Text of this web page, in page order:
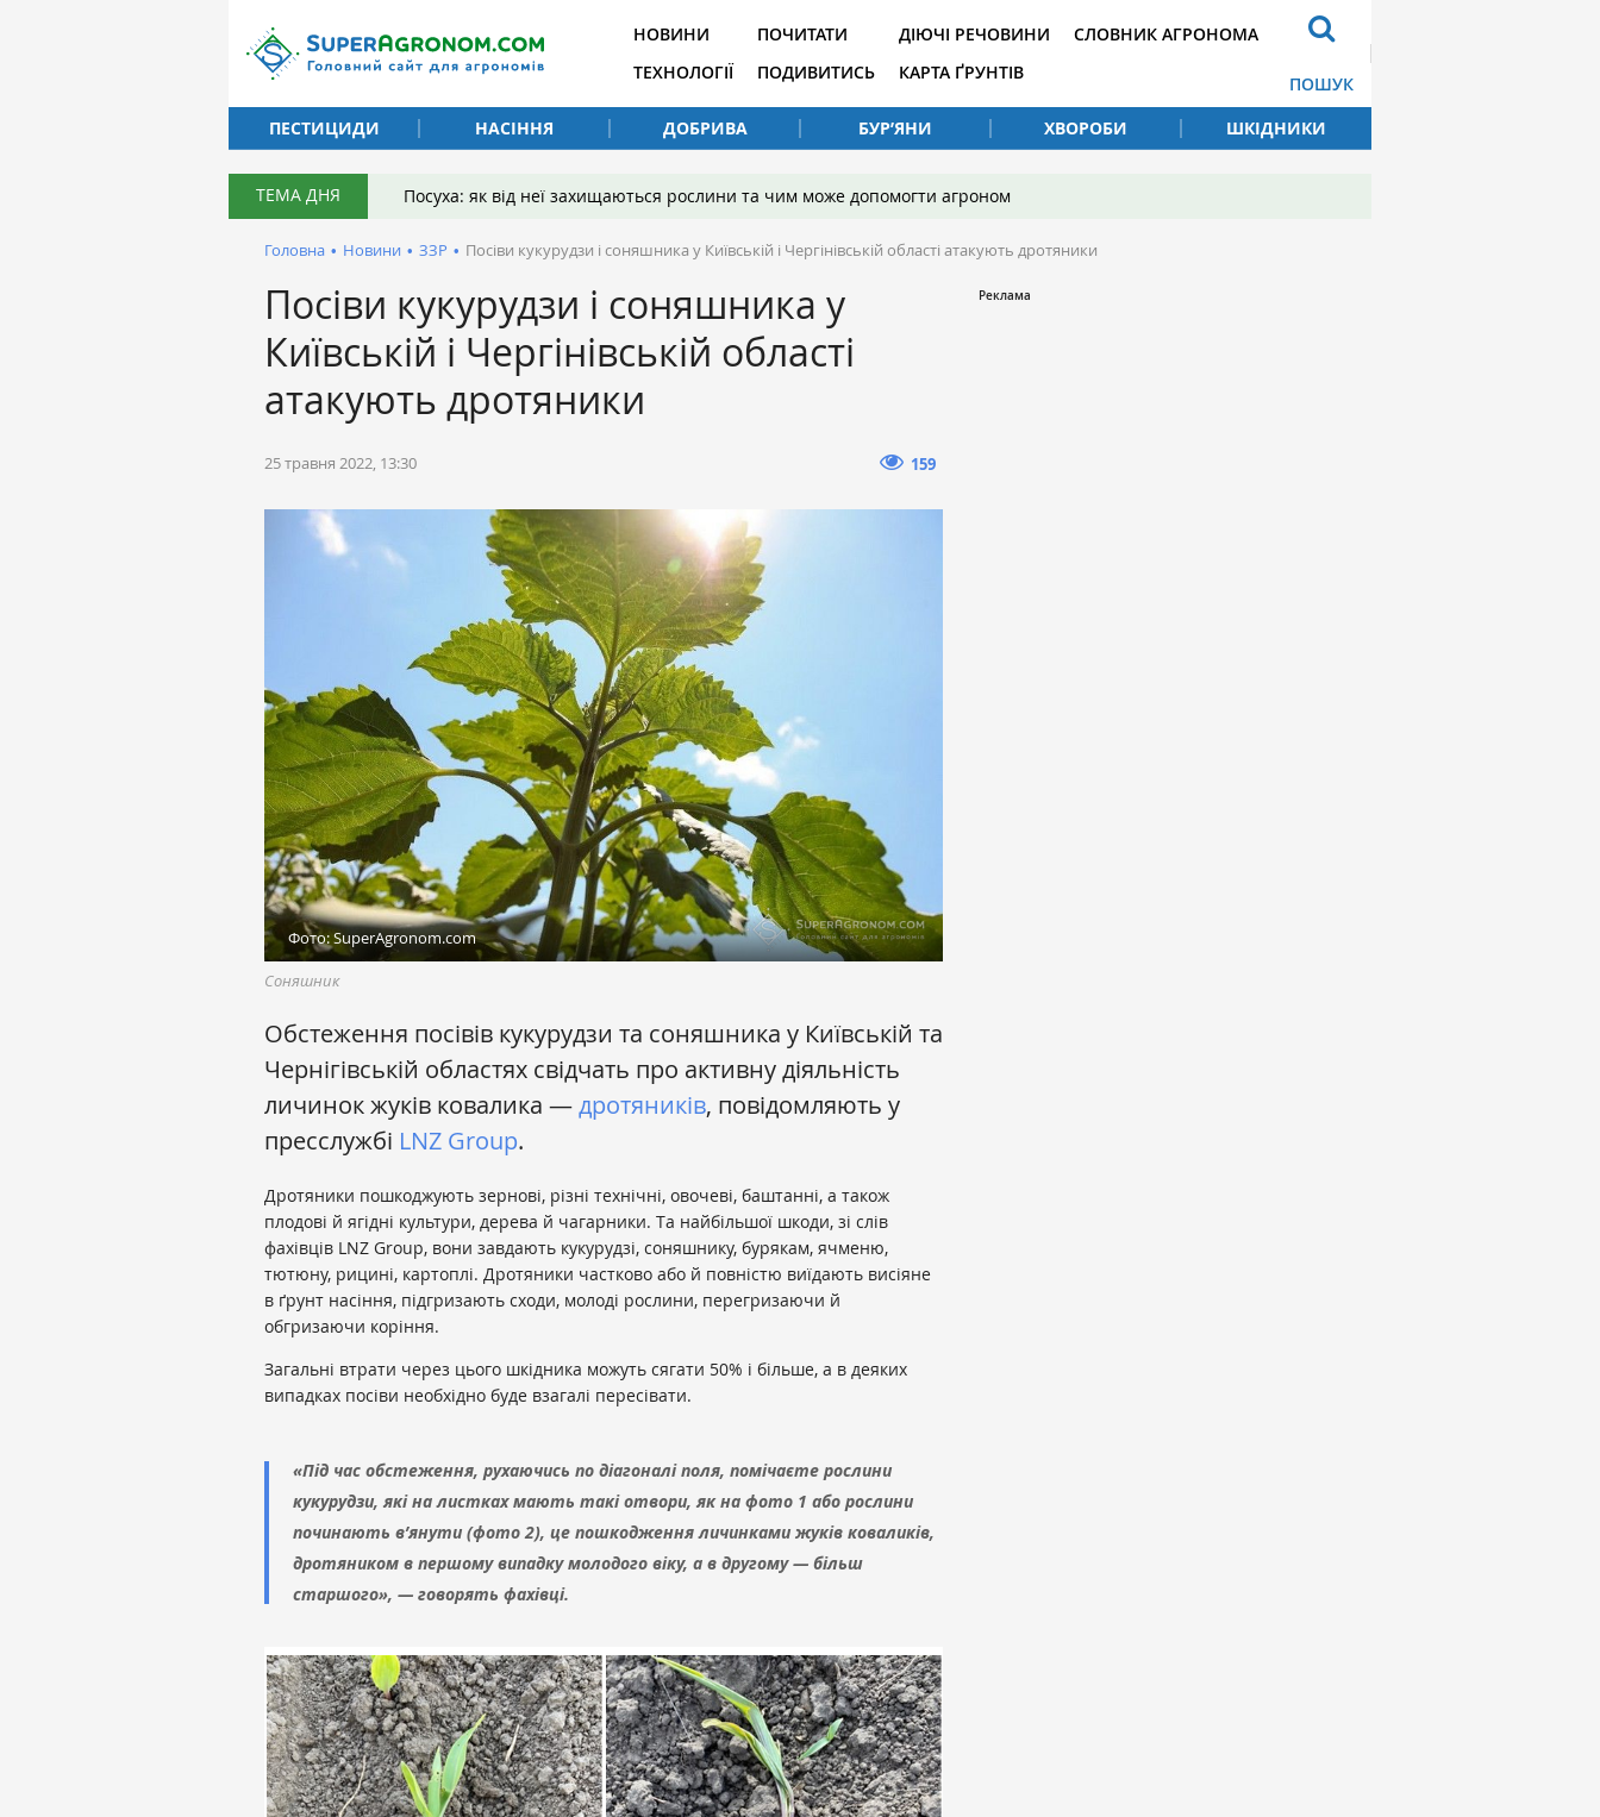
НОВИНИ
ТЕХНОЛОГІЇ
ПОЧИТАТИ
ПОДИВИТИСЬ
ДІЮЧІ РЕЧОВИНИ
КАРТА ҐРУНТІВ
СЛОВНИК АГРОНОМА
ПОШУК
ПЕСТИЦИДИ
НАСІННЯ ДОБРИВА БУР’ЯНИ ХВОРОБИ ШКІДНИКИ
ТЕМА ДНЯ Посуха: як від неї захищаються рослини та чим може допомогти агроном
Головна • Новини • ЗЗР • Посіви кукурудзи і соняшника у Київській і Чергінівській області атакують дротяники
Посіви кукурудзи і соняшника у
Київській і Чергінівській області
атакують дротяники
25 травня 2022, 13:30 159
Фото: SuperAgronom.com
Соняшник
Обстеження посівів кукурудзи та соняшника у Київській та
Чернігівській областях свідчать про активну діяльність
личинок жуків ковалика —дротяників, повідомляють у
пресслужбі LNZ Group.
Дротяники пошкоджують зернові, різні технічні, овочеві, баштанні, а також
плодові й ягідні культури, дерева й чагарники. Та найбільшої шкоди, зі слів
фахівців LNZ Group, вони завдають кукурудзі, соняшнику, бурякам, ячменю,
тютюну, рицині, картоплі. Дротяники частково або й повністю виїдають висіяне
в ґрунт насіння, підгризають сходи, молоді рослини, перегризаючи й
обгризаючи коріння.
Загальні втрати через цього шкідника можуть сягати 50% і більше, а в деяких
випадках посіви необхідно буде взагалі пересівати.
«Під час обстеження, рухаючись по діагоналі поля, помічаєте рослини
кукурудзи, які на листках мають такі отвори, як на фото 1 або рослини
починають в’янути (фото 2), це пошкодження личинками жуків коваликів,
дротяником в першому випадку молодого віку, а в другому — більш
старшого», — говорять фахівці.